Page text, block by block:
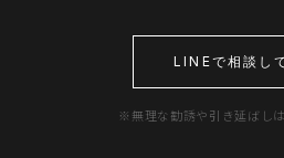
LINEで相談し
※無理な勧誘や引き延ばし